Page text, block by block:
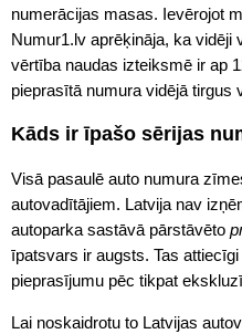
numerācijas masas. Ievērojot
Numur1.lv aprēķināja, ka vidēji
vērtība naudas izteiksmē ir ap
pieprasītā numura vidējā tirgus
Kāds ir īpašo sērijas
Visā pasaulē auto numura
autovadītājiem. Latvija nav
autoparka sastāvā pārstāvēto
īpatsvars ir augsts. Tas
pieprasījumu pēc tikpat
Lai noskaidrotu to Latvijas